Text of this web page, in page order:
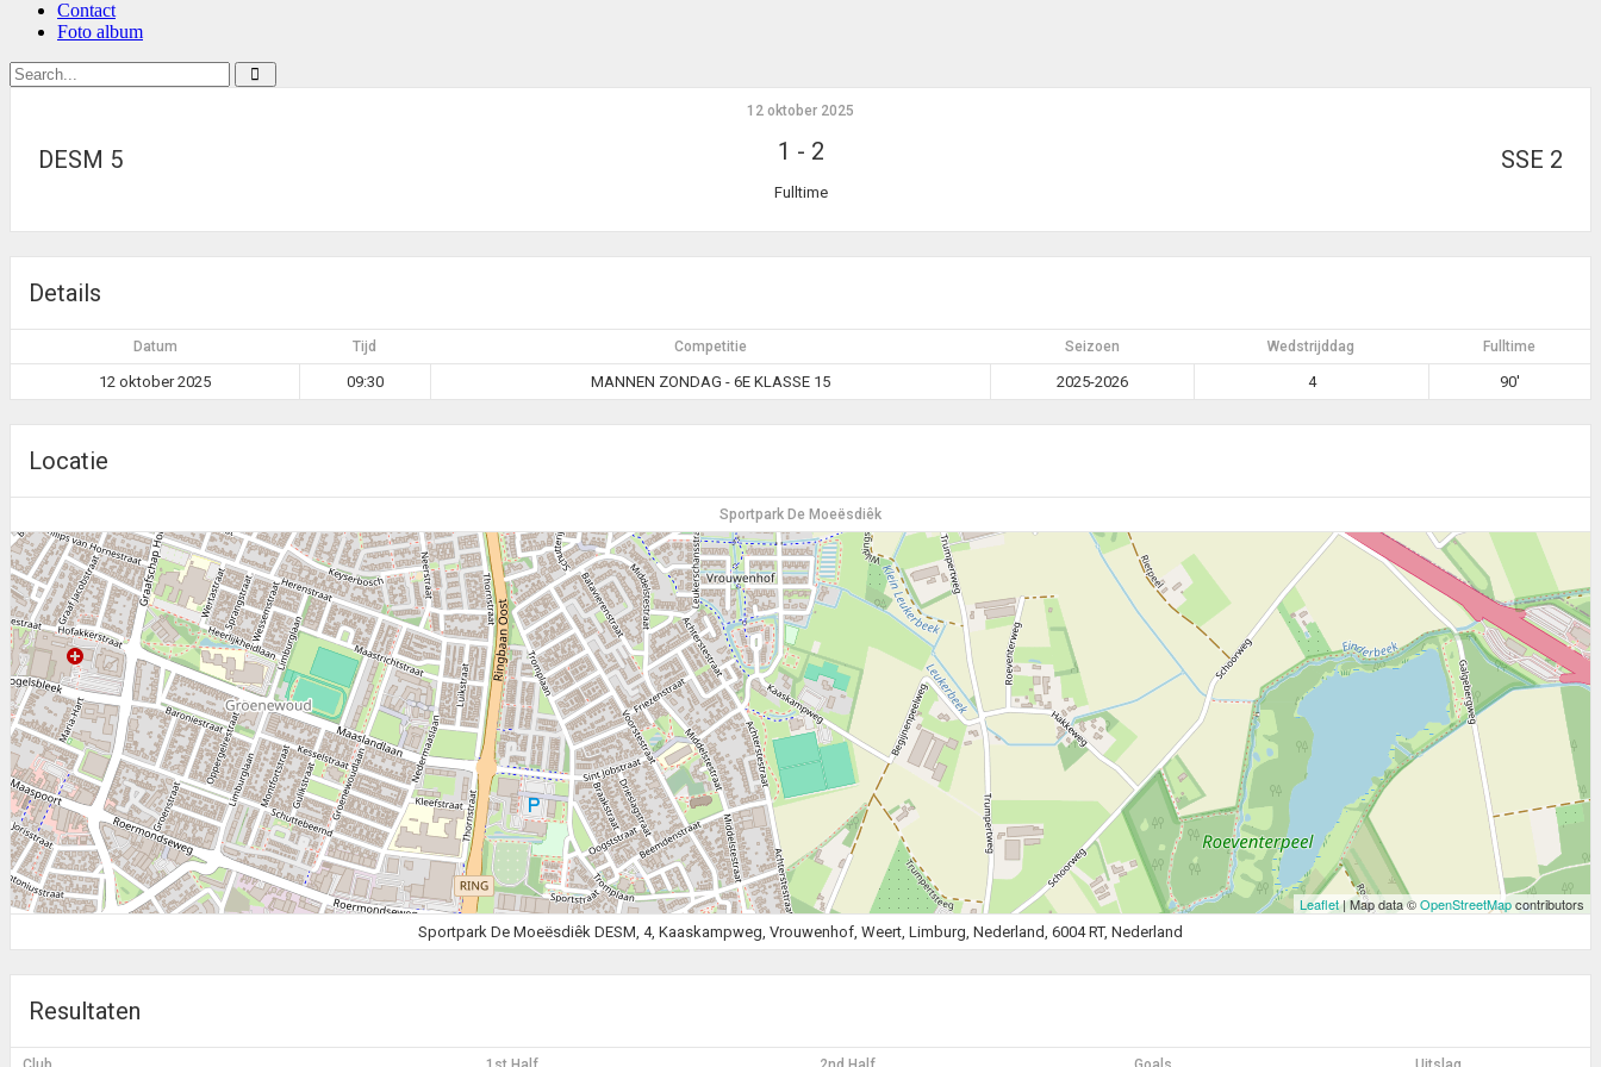
Contact
Foto album
DESM 5 SSE 2
12 oktober 2025
1 - 2
Fulltime
Details
Datum Tijd Competitie Seizoen Wedstrijddag Fulltime
12 oktober 2025 09:30 MANNEN ZONDAG - 6E KLASSE 15 2025-2026 4 90'
Locatie
Sportpark De Moeësdiêk
Leaflet| Map data ©OpenStreetMapcontributors
Sportpark De Moeësdiêk DESM, 4, Kaaskampweg, Vrouwenhof, Weert, Limburg, Nederland, 6004 RT, Nederland
Resultaten